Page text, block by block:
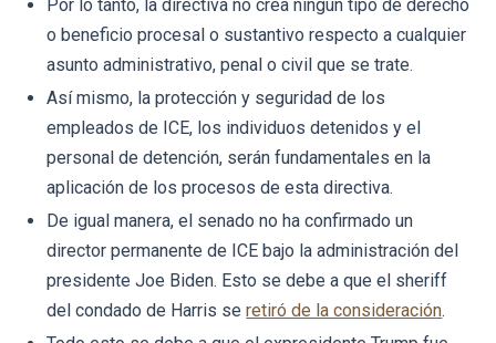
Por lo tanto, la directiva no crea ningún tipo de derecho
o beneficio procesal o sustantivo respecto a cualquier
asunto administrativo, penal o civil que se trate.
Así mismo, la protección y seguridad de los
empleados de ICE, los individuos detenidos y el
personal de detención, serán fundamentales en la
aplicación de los procesos de esta directiva.
De igual manera, el senado no ha confirmado un
director permanente de ICE bajo la administración del
presidente Joe Biden. Esto se debe a que el sheriff
del condado de Harris seretiró de la consideración.